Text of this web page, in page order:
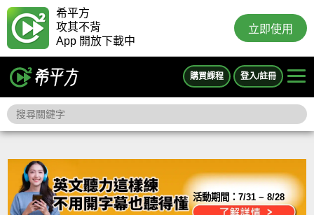
希平方
攻其不背
App 開放下載中
立即使用
購買課程 登入/註冊
活動期間：7/31 ~ 8/28